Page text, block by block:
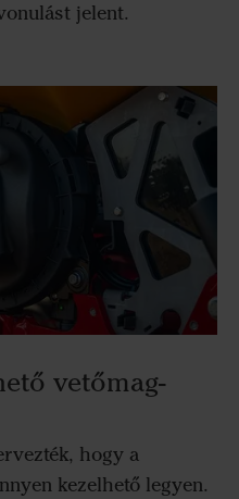
jelent.
vetőmag-
hogy a
kezelhető legyen.